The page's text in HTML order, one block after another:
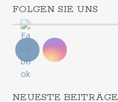
FOLGEN SIE UNS
NEUESTE BEITRÄGE